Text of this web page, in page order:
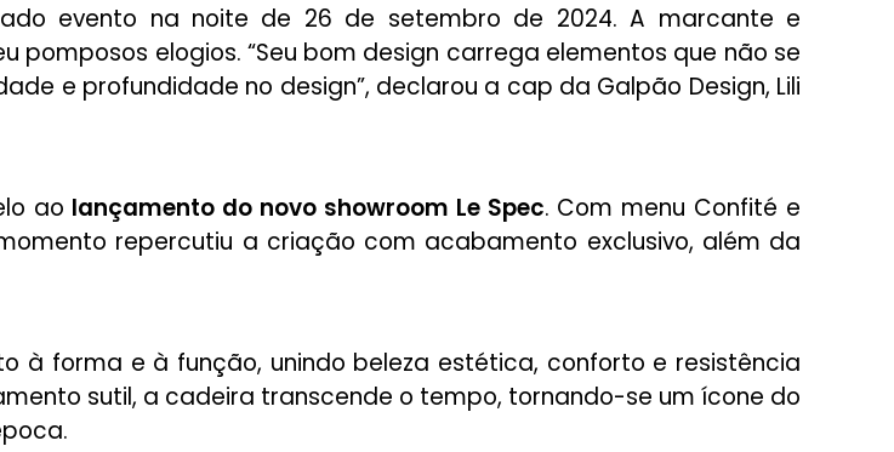
evento na noite de 26 de setembro de 2024. A marcante e
pomposos elogios. “Seu bom design carrega elementos que não se
e profundidade no design”, declarou a cap da Galpão Design, Lili
ao lançamento do novo showroom Le Spec. Com menu Confité e
repercutiu a criação com acabamento exclusivo, além da
à forma e à função, unindo beleza estética, conforto e resistência
sutil, a cadeira transcende o tempo, tornando-se um ícone do